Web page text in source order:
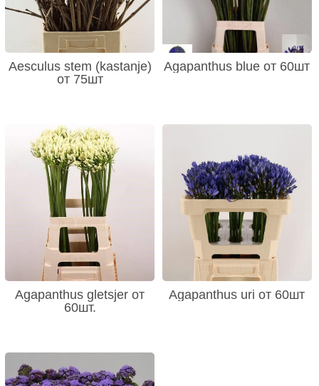
Aesculus stem (kastanje)
от 75шт
Agapanthus blue от 60шт
Agapanthus gletsjer от
60шт.
Agapanthus uri от 60шт